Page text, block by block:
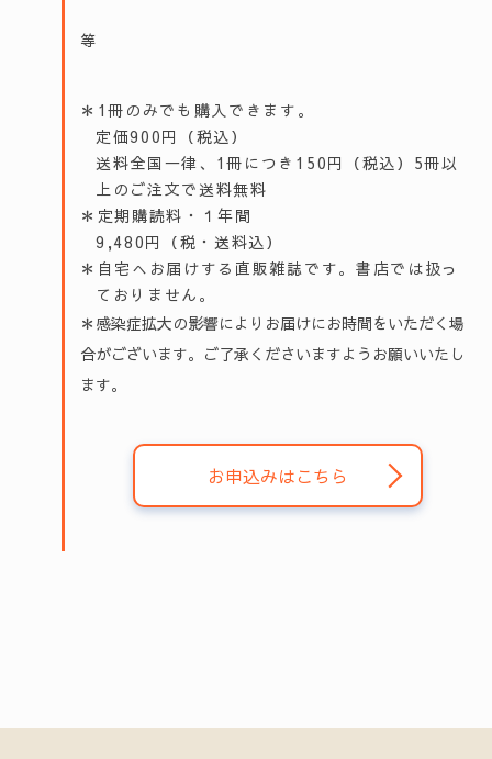
等
＊1冊のみでも購入できます。
定価900円（税込）
送料全国一律、1冊につき150円（税込）5冊以
上のご注文で送料無料
＊定期購読料・１年間
9,480円（税・送料込）
＊自宅へお届けする直販雑誌です。書店では扱っ
ておりません。
＊感染症拡大の影響によりお届けにお時間をいただく場
合がございます。ご了承くださいますようお願いいたし
ます。
お申込みはこちら